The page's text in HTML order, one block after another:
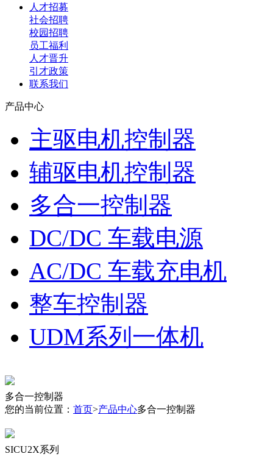
人才招募
社会招聘
校园招聘
员工福利
人才晋升
引才政策
联系我们
产品中心
主驱电机控制器
辅驱电机控制器
多合一控制器
DC/DC 车载电源
AC/DC 车载充电机
整车控制器
UDM系列一体机
多合一控制器
您的当前位置： 首页>产品中心多合一控制器
SICU2X系列